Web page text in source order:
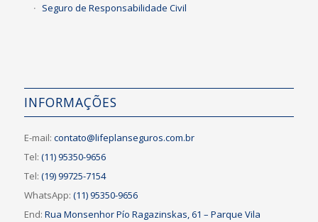
Seguro de Responsabilidade Civil
INFORMAÇÕES
E-mail: contato@lifeplanseguros.com.br
Tel: (11) 95350-9656
Tel: (19) 99725-7154
WhatsApp: (11) 95350-9656
End: Rua Monsenhor Pío Ragazinskas, 61 – Parque Vila